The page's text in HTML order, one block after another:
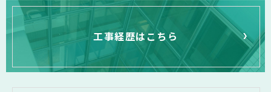
工事経歴はこちら